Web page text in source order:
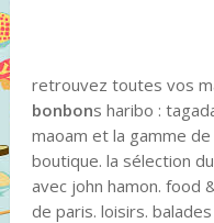
retrouvez toutes vos
bonbons haribo :
maoam et la gamme de
boutique. la sélection du
avec john hamon. food
de paris. loisirs.